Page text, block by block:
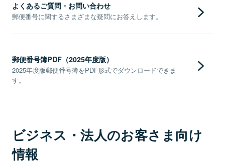
よくあるご質問・お問い合わせ
郵便番号に関するさまざまな疑問にお答えします。
郵便番号簿PDF（2025年度版）
2025年度版郵便番号簿をPDF形式でダウンロードできま
す。
ビジネス・法人のお客さま向け
情報